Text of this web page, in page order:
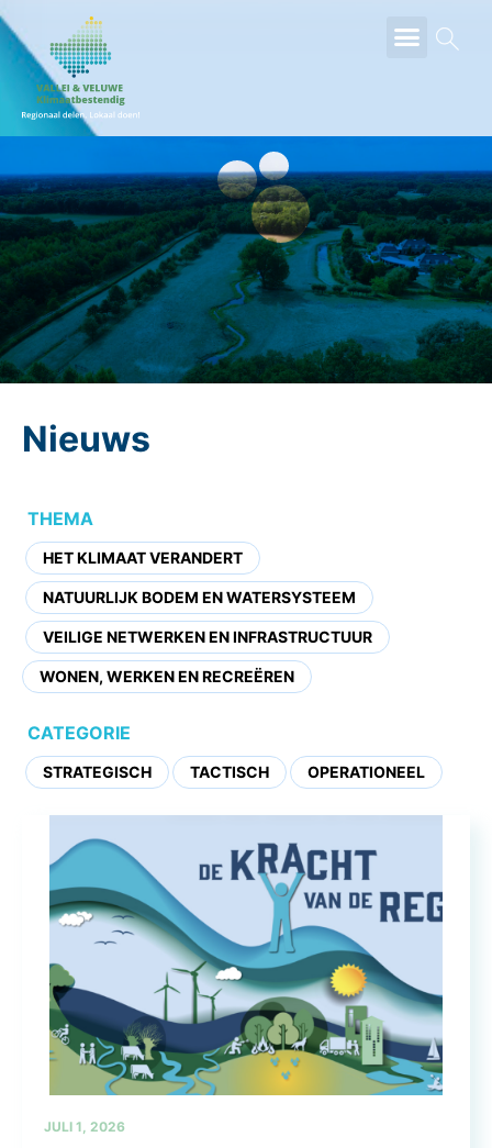
Nieuws
THEMA
HET KLIMAAT VERANDERT
NATUURLIJK BODEM EN WATERSYSTEEM
VEILIGE NETWERKEN EN INFRASTRUCTUUR
WONEN, WERKEN EN RECREËREN
CATEGORIE
OPERATIONEEL
STRATEGISCH TACTISCH
JULI 1, 2026